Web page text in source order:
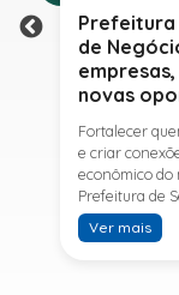
Prefeitura
de
novas
Fortalecer
e criar
econômico do
Prefeitura de
Municipal de
promove na
Ver mais